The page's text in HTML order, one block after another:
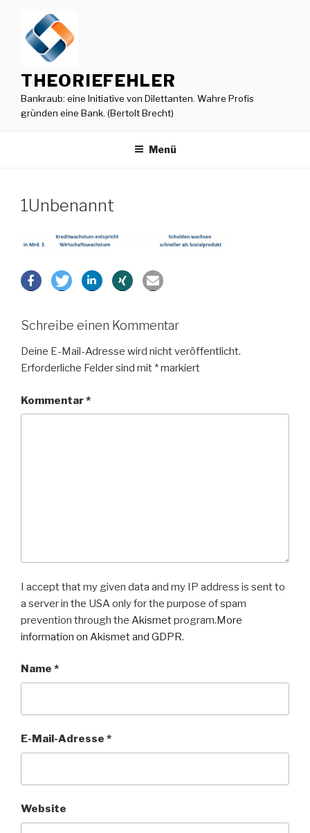
springen
THEORIEFEHLER
Bankraub: eine Initiative von Dilettanten. Wahre Profis
gründen eine Bank. (Bertolt Brecht)
Menü
1Unbenannt
Schreibe einen Kommentar
Deine E-Mail-Adresse wird nicht veröffentlicht.
Erforderliche Felder sind mit *markiert
Kommentar*
I accept that my given data and my IP address is sent to
a server in the USA only for the purpose of spam
prevention through the Akismetprogram.More
information on Akismet and GDPR.
Name *
E-Mail-Adresse *
Website